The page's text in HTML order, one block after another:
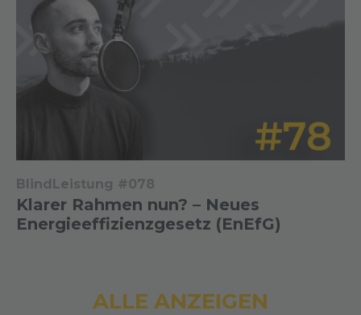
BlindLeistung #078
Klarer Rahmen nun? – Neues
Energieeffizienzgesetz (EnEfG)
ALLE ANZEIGEN